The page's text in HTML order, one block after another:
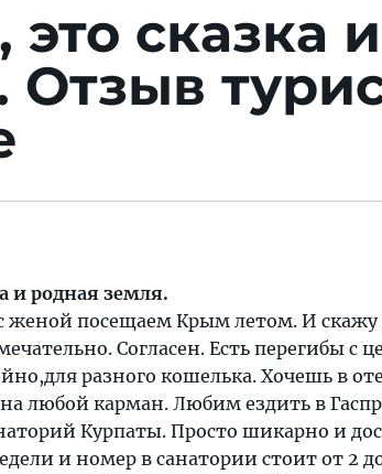
сказка
Отзыв
и родная земля.
женой посещаем Крым летом. И скажу
Согласен. Есть перегибы с
разного кошелька. Хочешь в
любой карман. Любим ездить в
Курпаты. Просто шикарно и
и номер в санатории стоит от 2